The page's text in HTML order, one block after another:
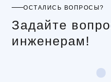
ОСТАЛИСЬ ВОПРОСЫ?
Задайте
инженерам!